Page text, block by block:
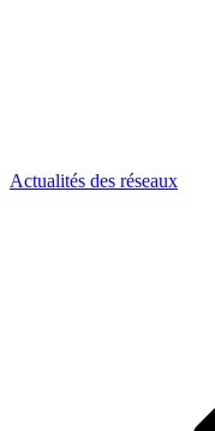
Actualités des réseaux